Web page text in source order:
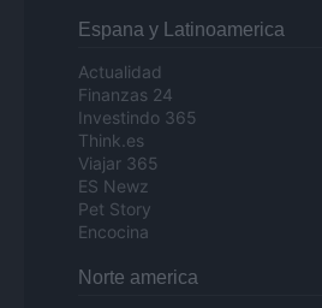
Espana y Latinoamerica
Actualidad
Finanzas 24
Investindo 365
Think.es
Viajar 365
ES Newz
Pet Story
Encocina
Norte america